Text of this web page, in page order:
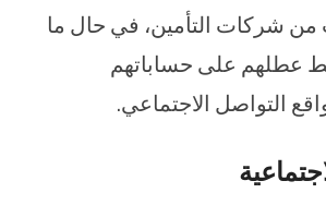
شركات التأمين، في حال ما
عطلهم على حساباتهم
التواصل الاجتماعي.